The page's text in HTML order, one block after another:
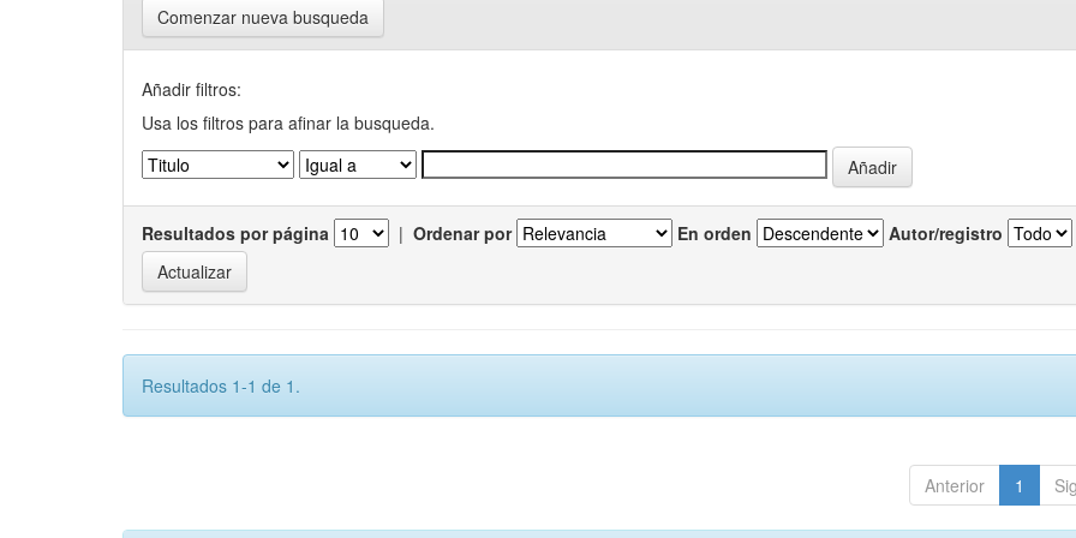
Comenzar nueva busqueda
Añadir filtros:
Usa los filtros para afinar la busqueda.
Resultados por página | Ordenar por En orden Autor/registro
Resultados 1-1 de 1.
Anterior 1